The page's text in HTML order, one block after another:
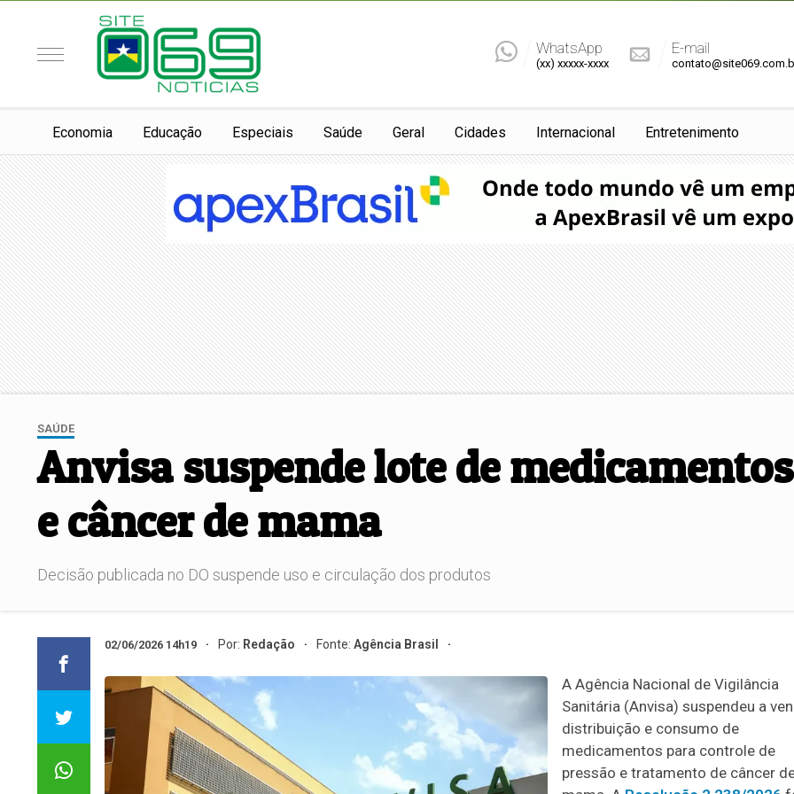
E-mail
WhatsApp
(xx) xxxxx-xxxx
Economia Educação Especiais Saúde Geral Cidades Internacional Entretenimento
SAÚDE
Anvisa suspende lote de
e câncer de mama
Decisão publicada no DO suspende uso e circulação dos produtos
02/06/2026 14h19 Por: Redação Fonte: Agência Brasil
A Agência Nacional de Vigilância
Sanitária (Anvisa) suspendeu a
distribuição e consumo de
medicamentos para controle de
pressão e tratamento de câncer